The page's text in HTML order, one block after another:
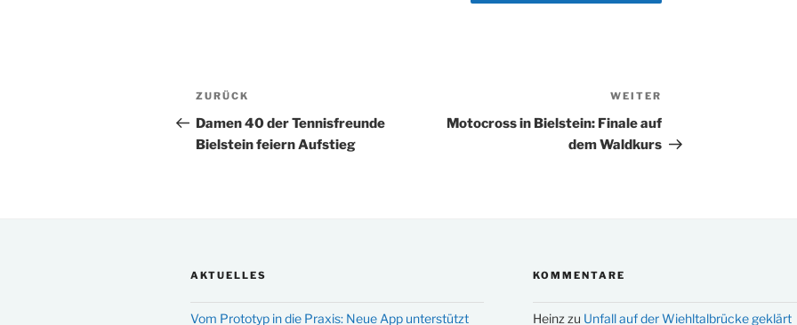
Beitragsnavigation
Vorheriger
Beitrag
ZURÜCK
Damen 40 der Tennisfreunde
Bielstein feiern Aufstieg
Beitrag
WEITER
Motocross in Bielstein: Finale auf
dem Waldkurs
AKTUELLES
Vom Prototyp in die Praxis: Neue App unterstützt
KOMMENTARE
Heinz zu Unfall auf der Wiehltalbrücke geklärt